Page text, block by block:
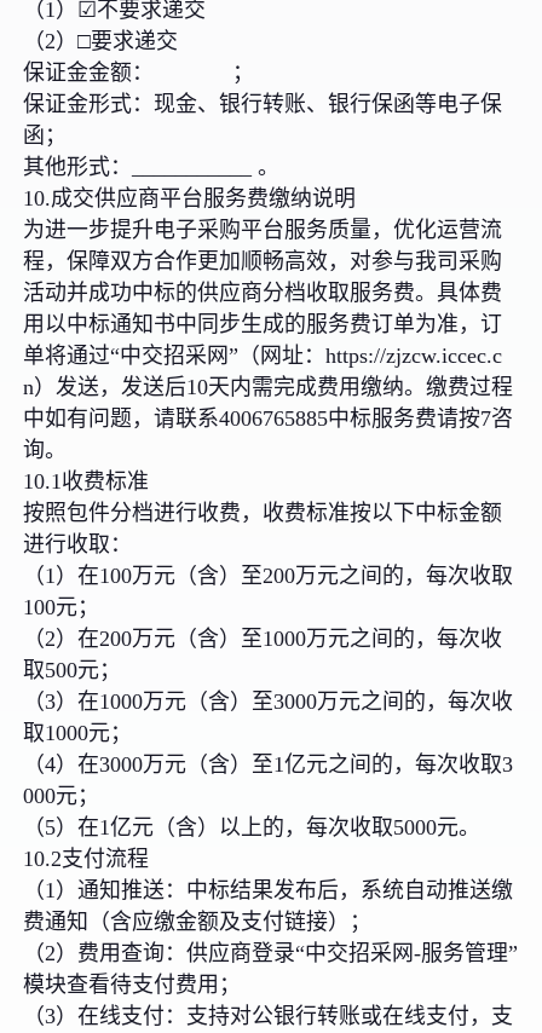
（1）☑不要求递交
（2）□要求递交
保证金金额： ；
保证金形式：现金、银行转账、银行保函等电子保
函；
其他形式：___________ 。
10.成交供应商平台服务费缴纳说明
为进一步提升电子采购平台服务质量，优化运营流
程，保障双方合作更加顺畅高效，对参与我司采购
活动并成功中标的供应商分档收取服务费。具体费
用以中标通知书中同步生成的服务费订单为准，订
单将通过“中交招采网”（网址：https://zjzcw.iccec.c
n）发送，发送后10天内需完成费用缴纳。缴费过程
中如有问题，请联系4006765885中标服务费请按7咨
询。
10.1收费标准
按照包件分档进行收费，收费标准按以下中标金额
进行收取：
（1）在100万元（含）至200万元之间的，每次收取
100元；
（2）在200万元（含）至1000万元之间的，每次收
取500元；
（3）在1000万元（含）至3000万元之间的，每次收
取1000元；
（4）在3000万元（含）至1亿元之间的，每次收取3
000元；
（5）在1亿元（含）以上的，每次收取5000元。
10.2支付流程
（1）通知推送：中标结果发布后，系统自动推送缴
费通知（含应缴金额及支付链接）；
（2）费用查询：供应商登录“中交招采网-服务管理”
模块查看待支付费用；
（3）在线支付：支持对公银行转账或在线支付，支